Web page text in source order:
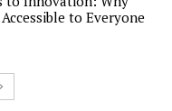
to Everyone